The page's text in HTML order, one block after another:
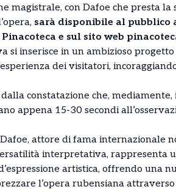
magistrale, con Dafoe che presta
sarà disponibile al pubblico
e sul sito web
si inserisce in un ambizioso
dei visitatori,
dalla constatazione che,
appena 15-30 secondi
attore di fama internazionale
interpretativa, rappresenta
artistica, offrendo una
l’opera rubensiana